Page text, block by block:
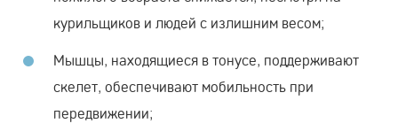
курильщиков и людей с излишним весом;
Мышцы, находящиеся в тонусе, поддерживают
скелет, обеспечивают мобильность при
передвижении;